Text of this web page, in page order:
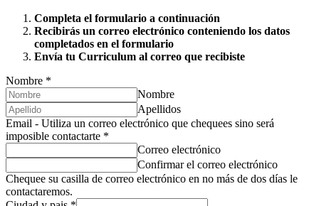
Completa el formulario a continuación
Recibirás un correo electrónico conteniendo los datos
completados en el formulario
Envía tu Curriculum al correo que recibiste
Nombre *
Nombre
Apellidos
Email - Utiliza un correo electrónico que chequees sino será
imposible contactarte *
Correo electrónico
Confirmar el correo electrónico
Chequee su casilla de correo electrónico en no más de dos días le
contactaremos.